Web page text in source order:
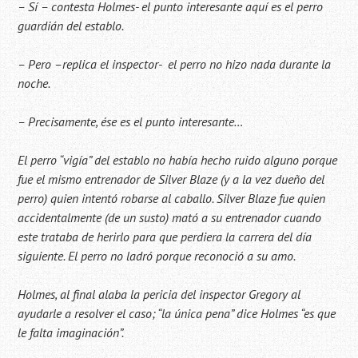
– Sí – contesta Holmes- el punto interesante aquí es el perro
guardián del establo.
– Pero –replica el inspector- el perro no hizo nada durante la
noche.
– Precisamente, ése es el punto interesante…
El perro “vigía” del establo no había hecho ruido alguno porque
fue el mismo entrenador de Silver Blaze (y a la vez dueño del
perro) quien intentó robarse al caballo. Silver Blaze fue quien
accidentalmente (de un susto) mató a su entrenador cuando
este trataba de herirlo para que perdiera la carrera del día
siguiente. El perro no ladró porque reconoció a su amo.
Holmes, al final alaba la pericia del inspector Gregory al
ayudarle a resolver el caso; “la única pena” dice Holmes “es que
le falta imaginación”.